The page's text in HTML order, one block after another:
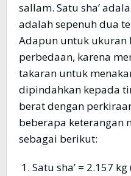
sallam. Satu sha’
adalah sepenuh dua
Adapun untuk ukuran
perbedaan, karena
takaran untuk
dipindahkan kepada
berat dengan
beberapa keterangan
sebagai berikut:
1. Satu sha’ = 2.157